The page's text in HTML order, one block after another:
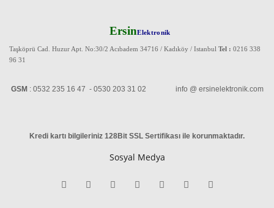
ErsinElektronik
Taşköprü Cad. Huzur Apt. No:30/2 Acıbadem 34716 / Kadıköy / Istanbul Tel : 0216 338
96 31
GSM : 0532 235 16 47 - 0530 203 31 02 info @ ersinelektronik.com
Kredi kartı bilgileriniz 128Bit SSL Sertifikası ile korunmaktadır.
Sosyal Medya